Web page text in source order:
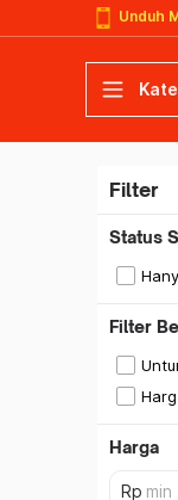
Unduh
Filter
Status
Filter
Harga